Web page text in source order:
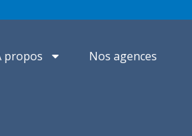
propos Nos agences